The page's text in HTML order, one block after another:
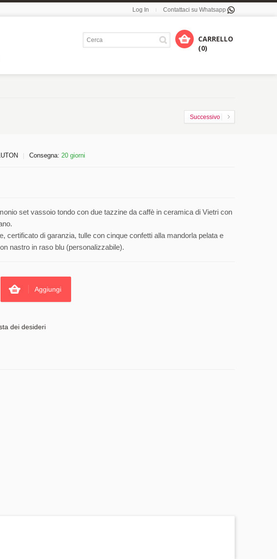
Log In Contattaci su Whatsapp
CARRELLO
(0)
Successivo
Consegna: 20 giorni
set vassoio tondo con due tazzine da caffè in ceramica di Vietri con
certificato di garanzia, tulle con cinque confetti alla mandorla pelata e
nastro in raso blu (personalizzabile).
Aggiungi
dei desideri